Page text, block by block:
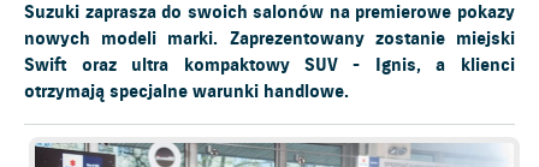
Suzuki zaprasza do swoich salonów na premierowe pokazy
nowych modeli marki. Zaprezentowany zostanie miejski
Swift oraz ultra kompaktowy SUV - Ignis, a klienci
otrzymają specjalne warunki handlowe.